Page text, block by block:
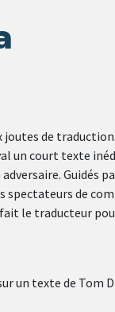
joutes de traduction.
un court texte
Guidés
spectateurs de
le traducteur
un texte de Tom